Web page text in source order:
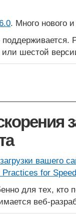
. Много нового и
или шестой
вашего
Practices for
для тех, кто
веб-